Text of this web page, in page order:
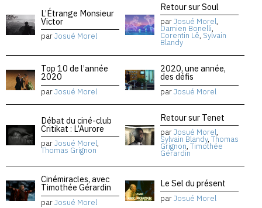
L’Étrange Monsieur
Victor
parJosué Morel
Retour sur Soul
parJosué Morel,
Damien Bonelli,
Corentin Lê, Sylvain
Blandy
Top 10 de l’année
2020
parJosué Morel
2020, une année,
des défis
parJosué Morel
Débat du ciné-club
Critikat : L’Aurore
parJosué Morel,
Thomas Grignon
Retour sur Tenet
parJosué Morel,
Sylvain Blandy, Thomas
Grignon, Timothée
Gérardin
Cinémiracles, avec
Timothée Gérardin
parJosué Morel
Le Sel du présent
parJosué Morel